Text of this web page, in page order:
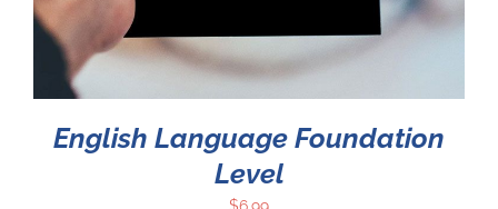
English Language Foundation
Level